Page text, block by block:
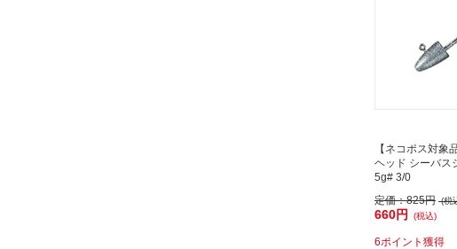
【ネコポス対象
ヘッド シーバス
5g# 3/0
定価：825円 (税
660円 (税込)
6ポイント獲得